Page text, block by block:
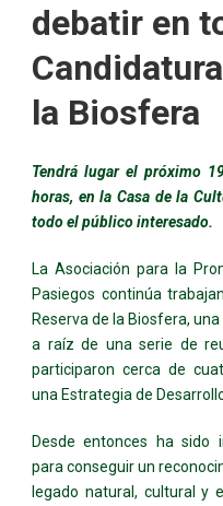
debatir en
la Biosfera
Tendrá lugar el próximo
horas, en la Casa de la
todo el público interesado.
La Asociación para la
Pasiegos continúa
Reserva de la Biosfera,
a raíz de una serie de
participaron cerca de
una Estrategia de
Desde entonces ha sido
para conseguir un
legado natural, cultural y